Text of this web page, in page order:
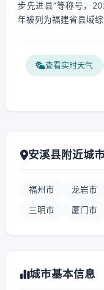
步先进县”等称号，
年被列为福建省县域综
查看实时天气
安溪县附近城
福州市 龙岩市
三明市 厦门市
城市基本信息